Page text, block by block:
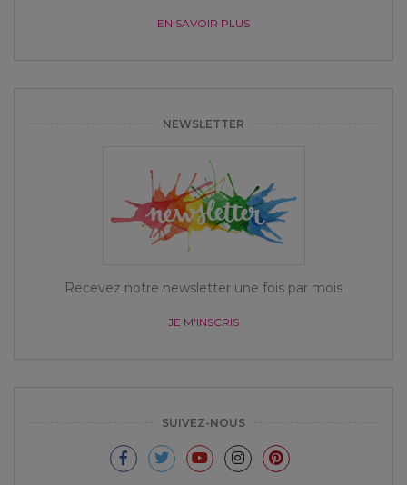
EN SAVOIR PLUS
NEWSLETTER
Recevez notre newsletter une fois par mois
JE M'INSCRIS
SUIVEZ-NOUS